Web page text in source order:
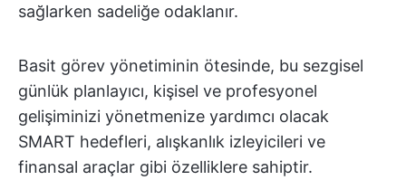
sağlarken sadeliğe odaklanır.
Basit görev yönetiminin ötesinde, bu sezgisel
günlük planlayıcı, kişisel ve profesyonel
gelişiminizi yönetmenize yardımcı olacak
SMART hedefleri, alışkanlık izleyicileri ve
finansal araçlar gibi özelliklere sahiptir.